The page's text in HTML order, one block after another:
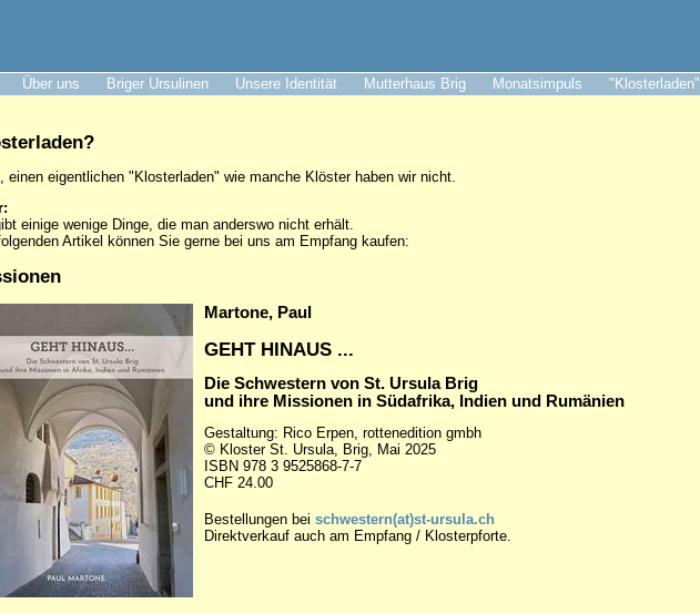
Über uns Briger Ursulinen Unsere Identität Mutterhaus Brig Monatsimpuls "Klosterladen"
einen eigentlichen "Klosterladen" wie manche Klöster haben wir nicht.
einige wenige Dinge, die man anderswo nicht erhält.
Artikel können Sie gerne bei uns am Empfang kaufen:
Martone, Paul
GEHT HINAUS ...
Die Schwestern von St. Ursula Brig
und ihre Missionen in Südafrika, Indien und Rumänien
Gestaltung: Rico Erpen, rottenedition gmbh
© Kloster St. Ursula, Brig, Mai 2025
ISBN 978 3 9525868-7-7
CHF 24.00
Bestellungen bei schwestern(at)st-ursula.ch
Direktverkauf auch am Empfang / Klosterpforte.